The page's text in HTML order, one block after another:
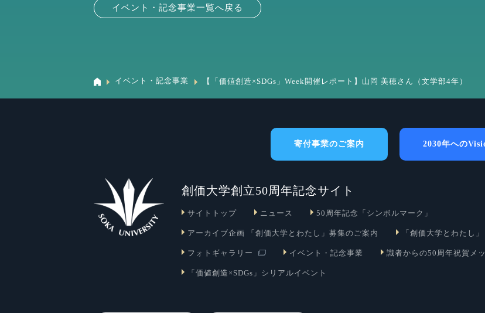
イベント・記念事業一覧へ戻る
イベント・記念事業 【「価値創造×SDGs」Week開催レポート】山岡 美穂さん（文学部4年）
寄付事業のご案内 2030年への
創価大学創立50周年記念サイト
サイトトップ ニュース 50周年記念「シンボルマーク」
アーカイブ企画 「創価大学とわたし」募集のご案内 「創価大学とわたし」
フォトギャラリー イベント・記念事業 識者からの50周年祝賀メ
「価値創造×SDGs」シリアルイベント